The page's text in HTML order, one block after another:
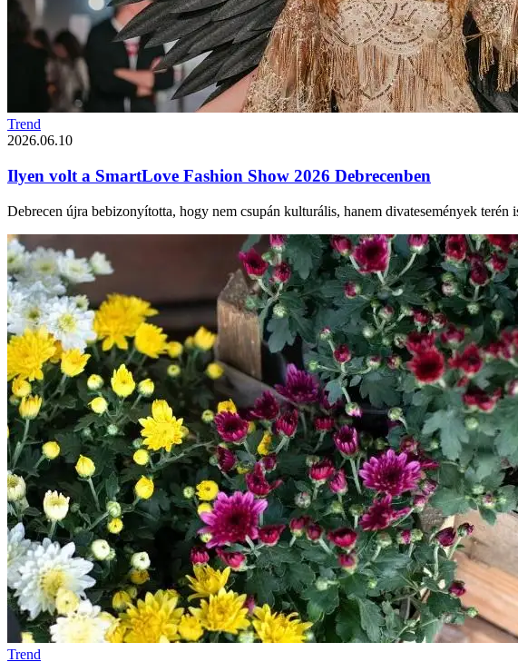
Trend
2026.06.10
Ilyen volt a SmartLove Fashion Show 2026 Debrecenben
Debrecen újra bebizonyította, hogy nem csupán kulturális, hanem divatesemények
Trend